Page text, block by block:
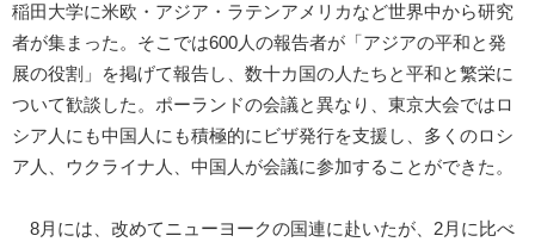
稲田大学に米欧・アジア・ラテンアメリカなど世界中から研究
者が集まった。そこでは600人の報告者が「アジアの平和と発
展の役割」を掲げて報告し、数十カ国の人たちと平和と繁栄に
ついて歓談した。ポーランドの会議と異なり、東京大会ではロ
シア人にも中国人にも積極的にビザ発行を支援し、多くのロシ
ア人、ウクライナ人、中国人が会議に参加することができた。
8月には、改めてニューヨークの国連に赴いたが、2月に比べ